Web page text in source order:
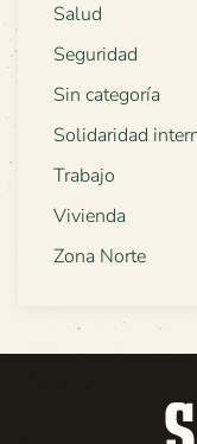
Salud
Seguridad
Sin categoría
Solidaridad
Trabajo
Vivienda
Zona Norte